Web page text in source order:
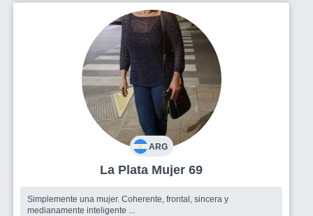
ARG
La Plata Mujer 69
Simplemente una mujer. Coherente, frontal, sincera y
medianamente inteligente ...